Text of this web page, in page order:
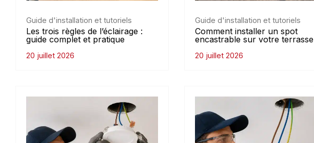
Guide d'installation et tutoriels
Les trois règles de l’éclairage :
guide complet et pratique
20 juillet 2026
Guide d'installation et tutoriels
Comment installer un spot
encastrable sur votre terrasse
20 juillet 2026